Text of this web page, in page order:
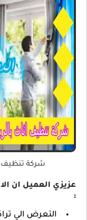
شركة تنظيف
عزيزي العميل ان
:
التعرض الي